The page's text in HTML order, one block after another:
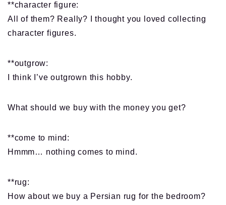
**character figure:
All of them? Really? I thought you loved collecting
character figures.
**outgrow:
I think I’ve outgrown this hobby.
What should we buy with the money you get?
**come to mind:
Hmmm… nothing comes to mind.
**rug:
How about we buy a Persian rug for the bedroom?